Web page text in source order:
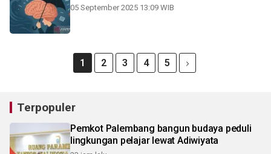
05 September 2025 13:09 WIB
1 2 3 4 5
Terpopuler
Pemkot Palembang bangun budaya peduli
lingkungan pelajar lewat Adiwiyata